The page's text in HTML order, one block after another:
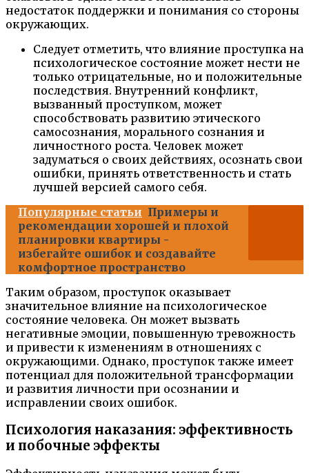
недостаток поддержки и понимания со стороны
окружающих.
Следует отметить, что влияние проступка на
психологическое состояние может нести не
только отрицательные, но и положительные
последствия. Внутренний конфликт,
вызванный проступком, может
способствовать развитию этического
самосознания, морального сознания и
личностного роста. Человек может
задуматься о своих действиях, осознать свои
ошибки, принять ответственность и стать
лучшей версией самого себя.
Популярные статьи Примеры и
рекомендации хорошей и плохой
планировки квартиры -
избегайте ошибок и создавайте
комфортное пространство
Таким образом, проступок оказывает
значительное влияние на психологическое
состояние человека. Он может вызвать
негативные эмоции, повышенную тревожность
и привести к изменениям в отношениях с
окружающими. Однако, проступок также имеет
потенциал для положительной трансформации
и развития личности при осознании и
исправлении своих ошибок.
Психология наказания: эффективность
и побочные эффекты